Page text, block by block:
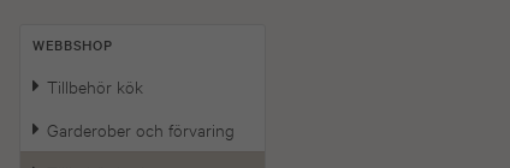
WEBBSHOP
Tillbehör kök
Garderober och förvaring